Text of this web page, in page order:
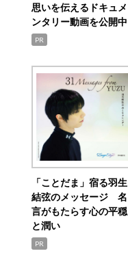
思いを伝えるドキュメ
ンタリー動画を公開中
PR
「ことだま」宿る羽生
結弦のメッセージ 名
言がもたらす心の平穏
と潤い
PR